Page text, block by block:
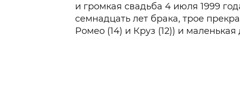
и громкая свадьба 4 июля 1999
семнадцать лет брака, трое
Ромео (14) и Круз (12)) и маленькая